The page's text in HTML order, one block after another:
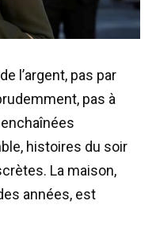
l’argent, pas par
pas à
histoires du soir
La maison,
années, est